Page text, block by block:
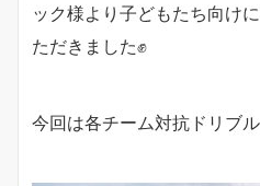
ック様より子どもたち向け
ただきました✊
今回は各チーム対抗ドリブ